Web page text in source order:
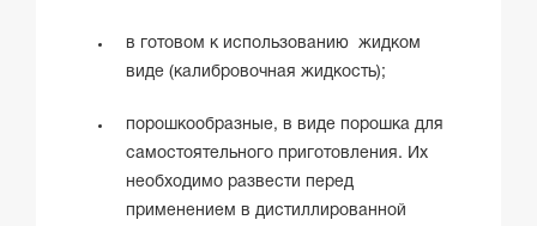
в готовом к использованию жидком
виде (калибровочная жидкость);
порошкообразные, в виде порошка для
самостоятельного приготовления. Их
необходимо развести перед
применением в дистиллированной